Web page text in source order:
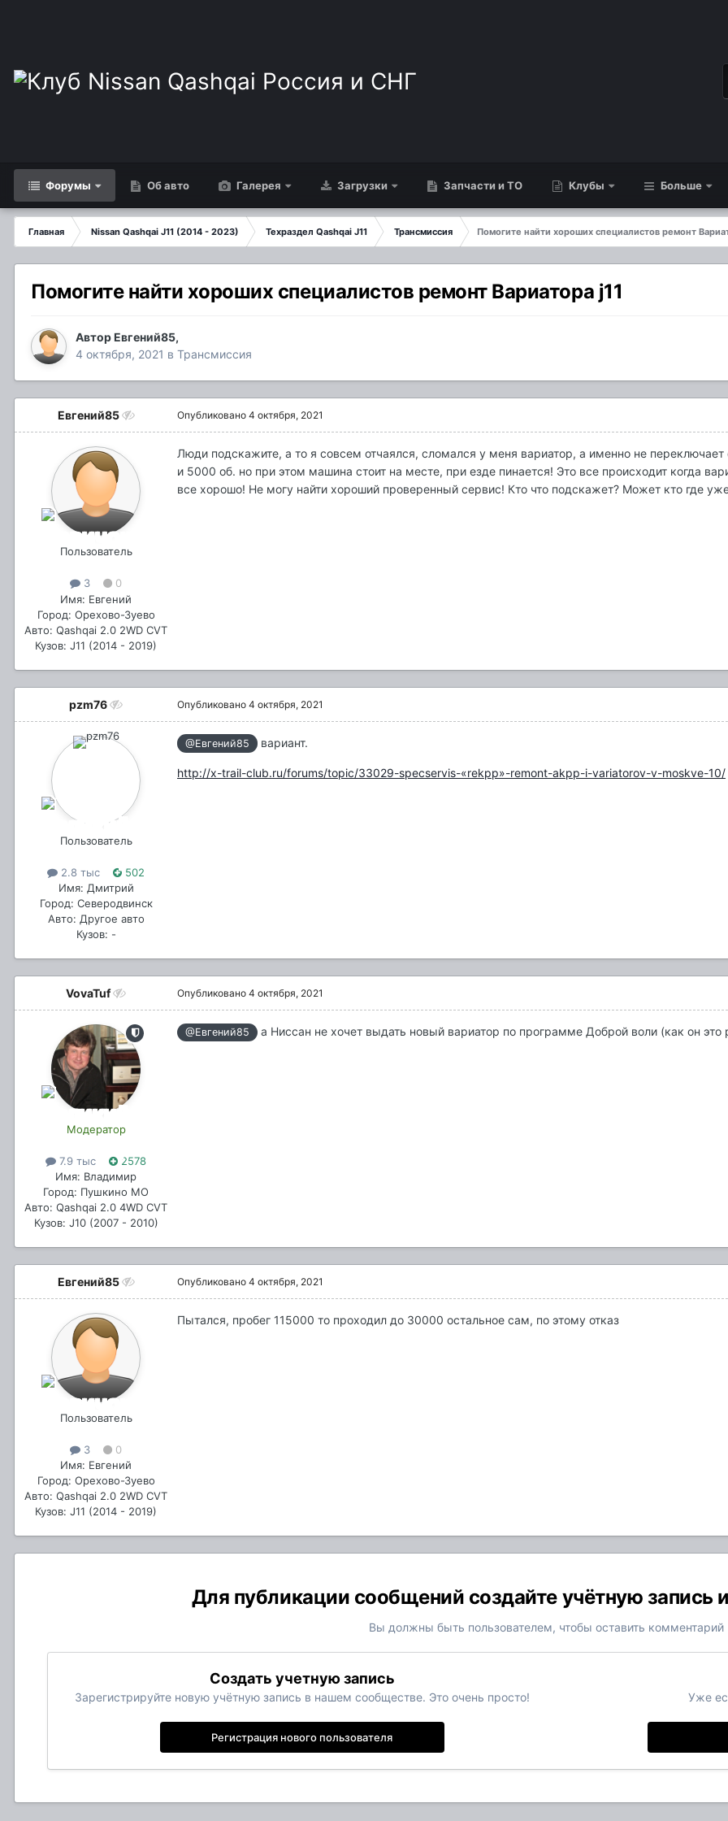
Форумы Об авто Галерея Загрузки Запчасти и ТО Клубы Больше
Главная Nissan Qashqai J11 (2014 - 2023) Техраздел Qashqai J11 Трансмиссия
Помогите найти хороших специалистов ремонт
Помогите найти хороших специалистов ремонт Вариатора j11
АвторЕвгений85,
4 октября, 2021 в Трансмиссия
Евгений85
Пользователь
3
0
Имя: Евгений
Город: Орехово-Зуево
Авто: Qashqai 2.0 2WD CVT
Кузов: J11 (2014 - 2019)
Опубликовано 4 октября, 2021
Люди подскажите, а то я совсем отчаялся, сломался у меня вариатор, а именно не
и 5000 об. но при этом машина стоит на месте, при езде пинается! Это все происходит когда
все хорошо! Не могу найти хороший проверенный сервис! Кто что подскажет? Может кто где
pzm76
Пользователь
2.8 тыс
502
Имя: Дмитрий
Город: Северодвинск
Авто: Другое авто
Кузов: -
Опубликовано 4 октября, 2021
@Евгений85 вариант.
http://x-trail-club.ru/forums/topic/33029-specservis-«rekpp»-remont-akpp-i-variatorov-v-moskve-10/
VovaTuf
Модератор
7.9 тыс
2578
Имя: Владимир
Город: Пушкино МО
Авто: Qashqai 2.0 4WD CVT
Кузов: J10 (2007 - 2010)
Опубликовано 4 октября, 2021
@Евгений85 а Ниссан не хочет выдать новый вариатор по программе Доброй воли (как он
Евгений85
Пользователь
3
0
Имя: Евгений
Город: Орехово-Зуево
Авто: Qashqai 2.0 2WD CVT
Кузов: J11 (2014 - 2019)
Опубликовано 4 октября, 2021
Пытался, пробег 115000 то проходил до 30000 остальное сам, по этому отказ
Для публикации сообщений создайте учётную запись
Вы должны быть пользователем, чтобы оставить комментарий
Создать учетную запись
Зарегистрируйте новую учётную запись в нашем сообществе. Это очень просто!
Регистрация нового пользователя
Уже